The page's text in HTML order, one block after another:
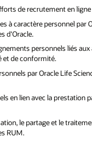
de recrutement en
à caractère personnel par
d'Oracle.
personnels liés
et de conformité.
par Oracle Life
en lien avec la prestation
le partage et le
RUM.